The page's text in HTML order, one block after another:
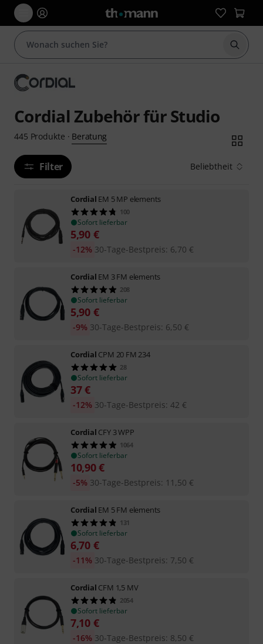
Suche
Cordial Zubehör für Studio
445 Produkte · Beratung
Filter Beliebtheit
Cordial EM 5 MP elements
100
Sofort lieferbar
5,90 €
30-Tage-Bestpreis: 6,70 €
-12%
Cordial EM 3 FM elements
208
Sofort lieferbar
5,90 €
30-Tage-Bestpreis: 6,50 €
-9%
Cordial CPM 20 FM 234
28
Sofort lieferbar
37€
30-Tage-Bestpreis: 42 €
-12%
Cordial CFY 3 WPP
1064
Sofort lieferbar
10,90€
30-Tage-Bestpreis: 11,50 €
-5%
Cordial EM 5 FM elements
131
Sofort lieferbar
6,70 €
30-Tage-Bestpreis: 7,50 €
-11%
Cordial CFM 1,5 MV
2054
Sofort lieferbar
7,10 €
30-Tage-Bestpreis: 8,50 €
-16%